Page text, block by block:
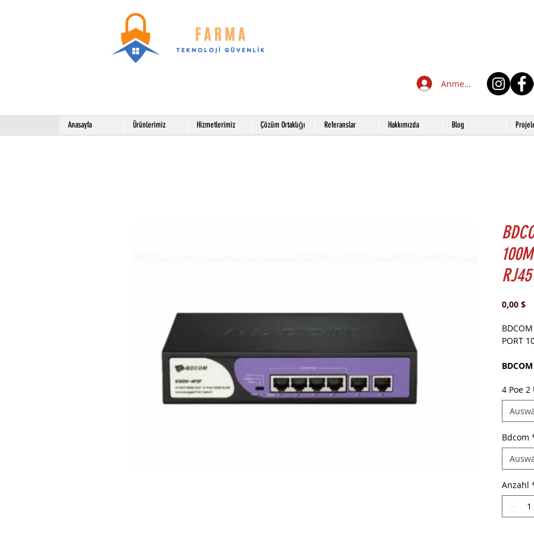
Anmelden
Anasayfa Ürünlerimiz Hizmetlerimiz Çözüm Ortaklığı Referanslar Hakkımızda Blog
RJ45
0,00 $
PORT
Çözüm
Giriş
yapı
destekli
4 Poe
Bdcom
Anzahl